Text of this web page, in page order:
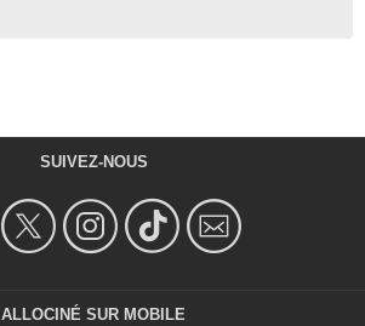
SUIVEZ-NOUS
ALLOCINÉ SUR MOBILE